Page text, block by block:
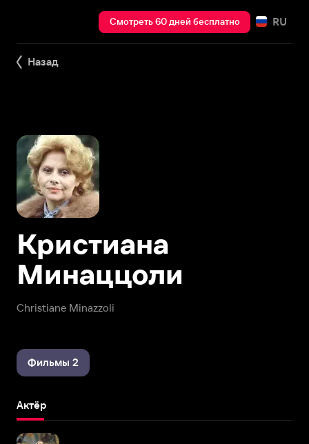
Смотреть 60 дней бесплатно RU
Назад
Christiane Minazzoli
Кристиана
Минаццоли
Фильмы 2
Актёр